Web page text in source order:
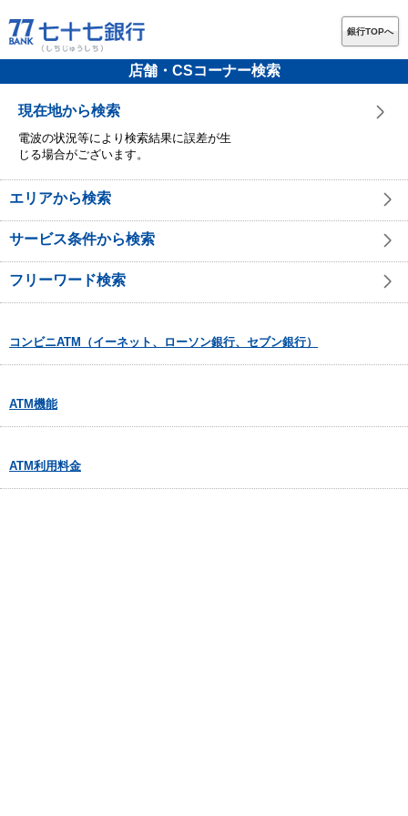
銀行TOPへ
店舗・CSコーナー検索
現在地から検索
電波の状況等により検索結果に誤差が生
じる場合がございます。
エリアから検索
サービス条件から検索
フリーワード検索
コンビニATM（イーネット、ローソン銀行、セブン銀行）
ATM機能
ATM利用料金